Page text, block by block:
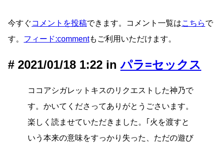
今すぐコメントを投稿できます。コメント一覧はこちらで
す。 フィード:commentもご利用いただけます。
2021/01/18 1:22 inパラ=セックス
ココアシガレットキスのリクエストした神乃で
す。かいてくださってありがとうごさいます。
楽しく読ませていただきました。｢火を渡すと
いう本来の意味をすっかり失った、ただの遊び